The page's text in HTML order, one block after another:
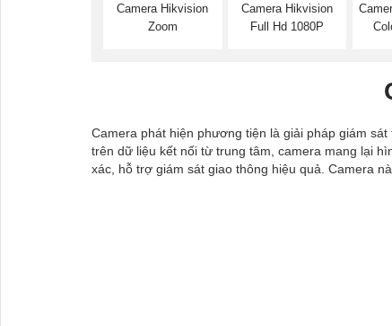
Camera Hikvision
Zoom
Camera Hikvision
Full Hd 1080P
Camera phát hiện phương tiện là giải pháp giám
trên dữ liệu kết nối từ trung tâm, camera mang lại
xác, hỗ trợ giám sát giao thông hiệu quả. Camera